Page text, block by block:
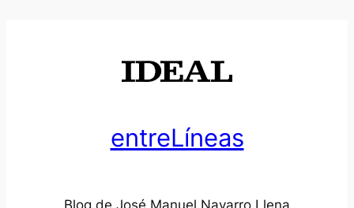
entreLíneas